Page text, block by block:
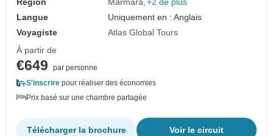
Région
Marmara +2 de plus
Langue
Uniquement en : Anglais
Voyagiste
Atlas Global Tours
À partir de
€649
par personne
S'inscrire pour réaliser des économies
Prix basé sur une chambre partagée
Voir le circuit
Télécharger la brochure